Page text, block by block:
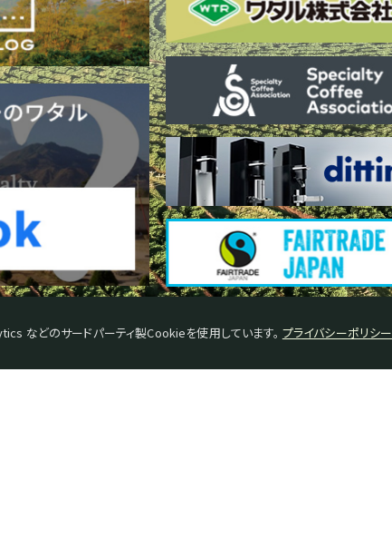
などのサードパーティ製Cookieを使用しています。 プライバシーポリシー